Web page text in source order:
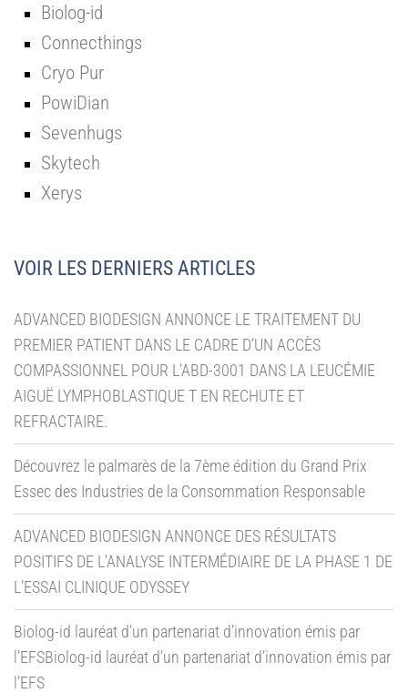
Biolog-id
Connecthings
Cryo Pur
PowiDian
Sevenhugs
Skytech
Xerys
VOIR LES DERNIERS ARTICLES
ADVANCED BIODESIGN ANNONCE LE TRAITEMENT DU
PREMIER PATIENT DANS LE CADRE D’UN ACCÈS
COMPASSIONNEL POUR L’ABD-3001 DANS LA LEUCÉMIE
AIGUË LYMPHOBLASTIQUE T EN RECHUTE ET
REFRACTAIRE.
Découvrez le palmarès de la 7ème édition du Grand Prix
Essec des Industries de la Consommation Responsable
ADVANCED BIODESIGN ANNONCE DES RÉSULTATS
POSITIFS DE L’ANALYSE INTERMÉDIAIRE DE LA PHASE 1 DE
L’ESSAI CLINIQUE ODYSSEY
Biolog-id lauréat d’un partenariat d’innovation émis par
l’EFSBiolog-id lauréat d’un partenariat d’innovation émis par
l’EFS